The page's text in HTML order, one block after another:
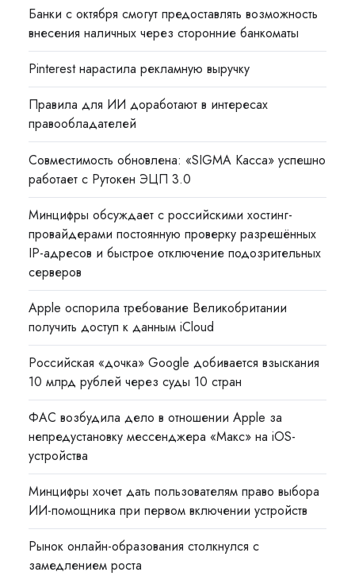
Банки с октября смогут предоставлять возможность
внесения наличных через сторонние банкоматы
Pinterest нарастила рекламную выручку
Правила для ИИ доработают в интересах
правообладателей
Совместимость обновлена: «SIGMA Касса» успешно
работает с Рутокен ЭЦП 3.0
Минцифры обсуждает с российскими хостинг-
провайдерами постоянную проверку разрешённых
IP-адресов и быстрое отключение подозрительных
серверов
Apple оспорила требование Великобритании
получить доступ к данным iCloud
Российская «дочка» Google добивается взыскания
10 млрд рублей через суды 10 стран
ФАС возбудила дело в отношении Apple за
непредустановку мессенджера «Макс» на iOS-
устройства
Минцифры хочет дать пользователям право выбора
ИИ-помощника при первом включении устройств
Рынок онлайн-образования столкнулся с
замедлением роста